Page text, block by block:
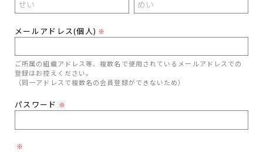
メールアドレス(個人) ※
ご所属の組織アドレス等、複数名で使用されているメールアドレスでの
登録はお控えください。
（同一アドレスで複数名の会員登録ができないため）
パスワード ※
※